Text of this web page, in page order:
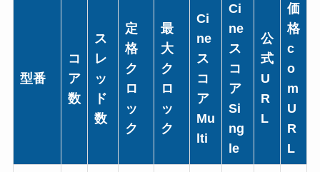
型番
コ
ア
数
ス
レ
ッ
ド
数
定
格
ク
ロ
ッ
ク
最
大
ク
ロ
ッ
ク
Ci
ne
ス
コ
ア
Mu
lti
Ci
ne
ス
コ
ア
Si
ng
le
公
式
U
R
L
価
格
c
o
m
U
R
L